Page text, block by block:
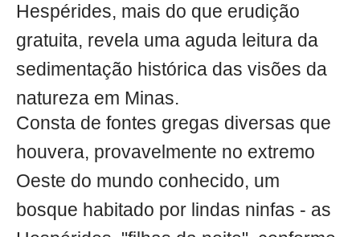
Hespérides, mais do que erudição
gratuita, revela uma aguda leitura da
sedimentação histórica das visões da
natureza em Minas.
Consta de fontes gregas diversas que
houvera, provavelmente no extremo
Oeste do mundo conhecido, um
bosque habitado por lindas ninfas - as